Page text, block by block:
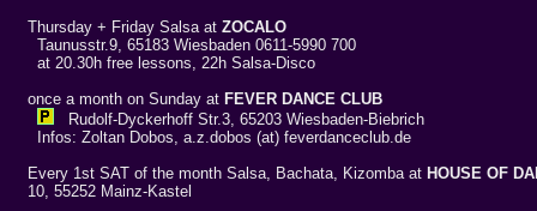
Thursday + Friday Salsa at ZOCALO
Taunusstr.9, 65183 Wiesbaden 0611-5990 700
at 20.30h free lessons, 22h Salsa-Disco
once a month on Sunday at FEVER DANCE CLUB
Rudolf-Dyckerhoff Str.3, 65203 Wiesbaden-Biebrich
Infos: Zoltan Dobos, a.z.dobos (at) feverdanceclub.de
Every 1st SAT of the month Salsa, Bachata, Kizomba at HOUSE OF
10, 55252 Mainz-Kastel